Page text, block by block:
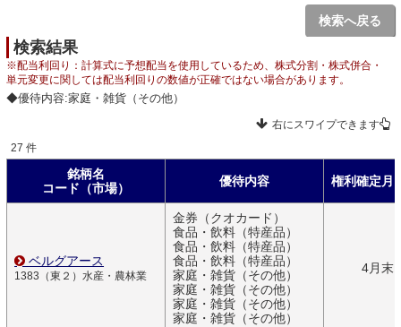
検索へ戻る
検索結果
※配当利回り：計算式に予想配当を使用しているため、株式分割・株式併合・
単元変更に関しては配当利回りの数値が正確ではない場合があります。
◆優待内容:家庭・雑貨（その他）
右にスワイプできます
27 件
銘柄名
コード（市場）
優待内容 権利確定月
ベルグアース
1383（東２）水産・農林業
金券（クオカード）
食品・飲料（特産品）
食品・飲料（特産品）
食品・飲料（特産品）
家庭・雑貨（その他）
家庭・雑貨（その他）
家庭・雑貨（その他）
家庭・雑貨（その他）
4月末